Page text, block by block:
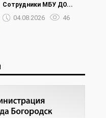
Сотрудники МБУ ДО...
04.08.2026 46